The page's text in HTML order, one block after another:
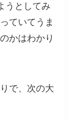
うとしてみ
ていてうま
かはわかり
で、次の大